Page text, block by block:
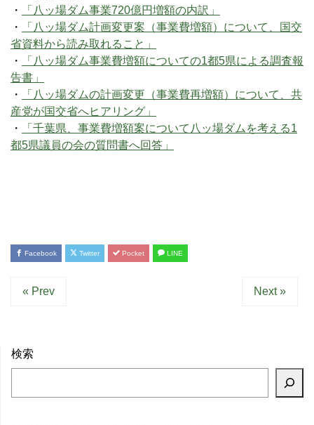
・
「八ッ場ダム事業720億円増額の内訳」
・
「八ッ場ダム計画変更案（事業費増額）について、国交
省資料から読み取れること」
・
「八ッ場ダム事業費増額についての1都5県による調査報
告書」
・
「八ッ場ダムの計画変更（事業費再増額）について、共
産党が国交省へヒアリング」
・
「千葉県、事業費増額案について八ッ場ダムを考える1
都5県議員の会の質問書へ回答」
Facebook Twitter Pocket LINE
« Prev Next »
検索